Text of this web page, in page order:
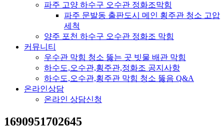
파주 고양 하수구 오수관 정화조막힘
파주 문발동 출판도시 메인 횡주관 청소 고압
세척
양주 포천 하수구 오수관 정화조 막힘
커뮤니티
우수관 막힘 청소 뚫는 곳 빗물 배관 막힘
하수도,오수관,횡주관,정화조 공지사항
하수도,오수관,횡주관 막힘 청소 뚫음 Q&A
온라인상담
온라인 상담신청
1690951702645